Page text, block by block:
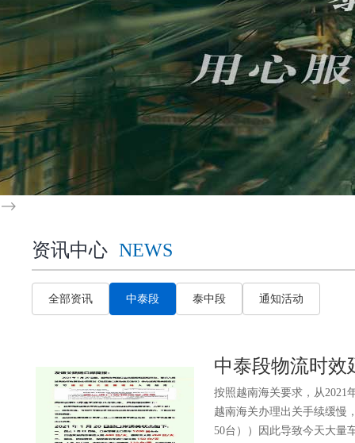
-->
资讯中心 NEWS
全部资讯 中泰段 泰中段 通知活动
中泰段物流时效
按照越南海关要求，从2021
越南海关办理出关手续缓慢
50台））因此导致今天大量